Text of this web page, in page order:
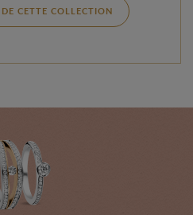
CETTE COLLECTION